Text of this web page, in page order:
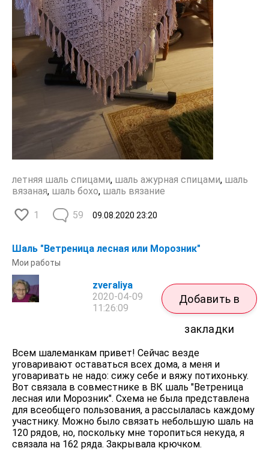
летняя шаль спицами, шаль ажурная спицами, шаль
вязаная, шаль бохо, шаль вязание
1 09.08.2020 23:20
59
Шаль "Ветреница лесная или Морозник"
Мои работы
zveraliya
2020-04-09
11:26:09
Добавить в
закладки
Всем шалеманкам привет! Сейчас везде
уговаривают оставаться всех дома, а меня и
уговаривать не надо: сижу себе и вяжу потихоньку.
Вот связала в совместнике в ВК шаль "Ветреница
лесная или Морозник". Схема не была представлена
для всеобщего пользования, а рассылалась каждому
участнику. Можно было связать небольшую шаль на
120 рядов, но, поскольку мне торопиться некуда, я
связала на 162 ряда. Закрывала крючком.